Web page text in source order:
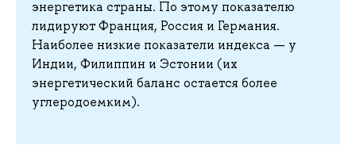
энергетика страны. По этому показателю
лидируют Франция, Россия и Германия.
Наиболее низкие показатели индекса — у
Индии, Филиппин и Эстонии (их
энергетический баланс остается более
углеродоемким).